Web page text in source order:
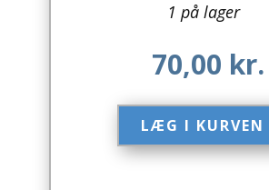
Børnebøger
1 på lager
70,00 kr.
LÆG I KURVEN​